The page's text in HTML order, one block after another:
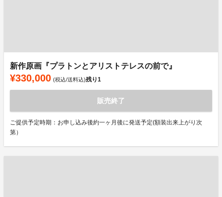
新作原画『プラトンとアリストテレスの前で』
¥330,000 (税込/送料込)残り1
販売終了
ご提供予定時期：お申し込み後約一ヶ月後に発送予定(額装出来上がり次
第）